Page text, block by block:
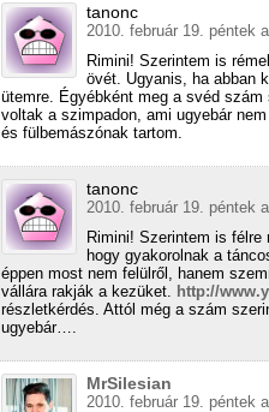
tanonc
2010. február 19. péntek
Rimini! Szerintem is
övét. Ugyanis, ha abban
ütemre. Égyébként meg a svéd
voltak a szimpadon, ami ugyebár
és fülbemászónak tartom.
tanonc
2010. február 19. péntek
Rimini! Szerintem is
hogy gyakorolnak a
éppen most nem felülről, hanem
vállára rakják a kezüket.
http://
részletkérdés. Attól még a szám
ugyebár….
MrSilesian
2010. február 19. péntek